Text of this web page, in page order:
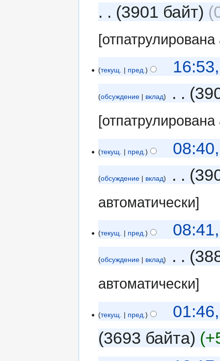
3901 байт
текущ. пред.
обсуждение вклад
текущ. пред.
обсуждение вклад
автоматически]
текущ. пред.
обсуждение вклад
автоматически]
текущ. пред.
3693 байта